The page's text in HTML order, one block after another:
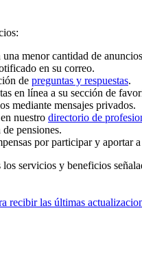
menor cantidad de
en su correo.
de preguntas y respuestas.
en línea a su sección de
mediante mensajes privados.
nuestro directorio de
pensiones.
por participar y aportar
servicios y beneficios
recibir las últimas